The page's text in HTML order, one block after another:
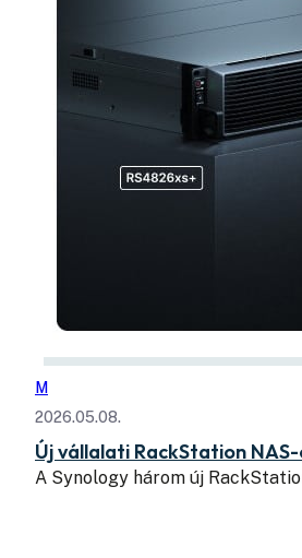
M
2026.05.08.
Új vállalati RackStation
A Synology három új